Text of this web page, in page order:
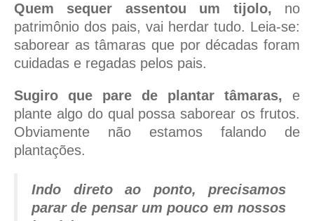
Quem sequer assentou um tijolo, no
patrimônio dos pais, vai herdar tudo. Leia-se:
saborear as tâmaras que por décadas foram
cuidadas e regadas pelos pais.
Sugiro que pare de plantar tâmaras, e
plante algo do qual possa saborear os frutos.
Obviamente não estamos falando de
plantações.
Indo direto ao ponto, precisamos
parar de pensar um pouco em nossos